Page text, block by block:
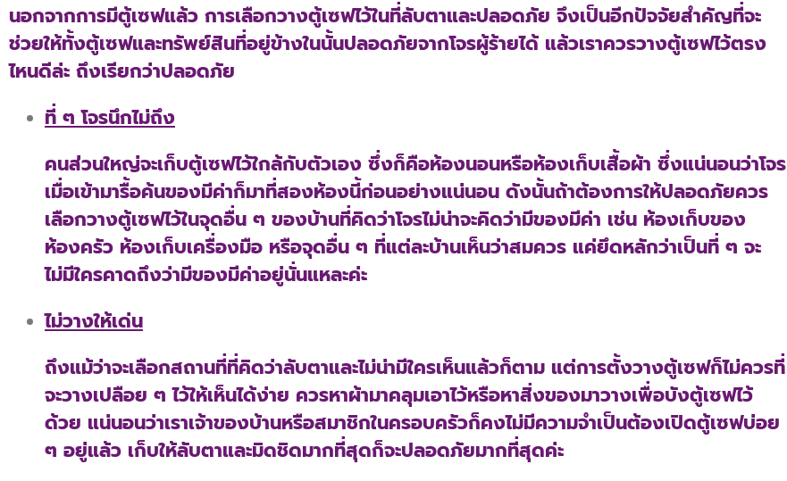
นอกจากการมีตู้เซฟแล้ว การเลือกวางตู้เซฟไว้ในที่ลับตาและปลอดภัย จึงเป็นอีกปัจจัยสำคัญที่จะ
ช่วยให้ทั้งตู้เซฟและทรัพย์สินที่อยู่ข้างในนั้นปลอดภัยจากโจรผู้ร้ายได้ แล้วเราควรวางตู้เซฟไว้ตรง
ไหนดีล่ะ ถึงเรียกว่าปลอดภัย
ที่ ๆ โจรนึกไม่ถึง
คนส่วนใหญ่จะเก็บตู้เซฟไว้ใกล้กับตัวเอง ซึ่งก็คือห้องนอนหรือห้องเก็บเสื้อผ้า ซึ่งแน่นอนว่าโจร
เมื่อเข้ามารื้อค้นของมีค่าก็มาที่สองห้องนี้ก่อนอย่างแน่นอน ดังนั้นถ้าต้องการให้ปลอดภัยควร
เลือกวางตู้เซฟไว้ในจุดอื่น ๆ ของบ้านที่คิดว่าโจรไม่น่าจะคิดว่ามีของมีค่า เช่น ห้องเก็บของ
ห้องครัว ห้องเก็บเครื่องมือ หรือจุดอื่น ๆ ที่แต่ละบ้านเห็นว่าสมควร แค่ยึดหลักว่าเป็นที่ ๆ จะ
ไม่มีใครคาดถึงว่ามีของมีค่าอยู่นั่นแหละค่ะ
ไม่วางให้เด่น
ถึงแม้ว่าจะเลือกสถานที่ที่คิดว่าลับตาและไม่น่ามีใครเห็นแล้วก็ตาม แต่การตั้งวางตู้เซฟก็ไม่ควรที่
จะวางเปลือย ๆ ไว้ให้เห็นได้ง่าย ควรหาผ้ามาคลุมเอาไว้หรือหาสิ่งของมาวางเพื่อบังตู้เซฟไว้
ด้วย แน่นอนว่าเราเจ้าของบ้านหรือสมาชิกในครอบครัวก็คงไม่มีความจำเป็นต้องเปิดตู้เซฟบ่อย
ๆ อยู่แล้ว เก็บให้ลับตาและมิดชิดมากที่สุดก็จะปลอดภัยมากที่สุดค่ะ